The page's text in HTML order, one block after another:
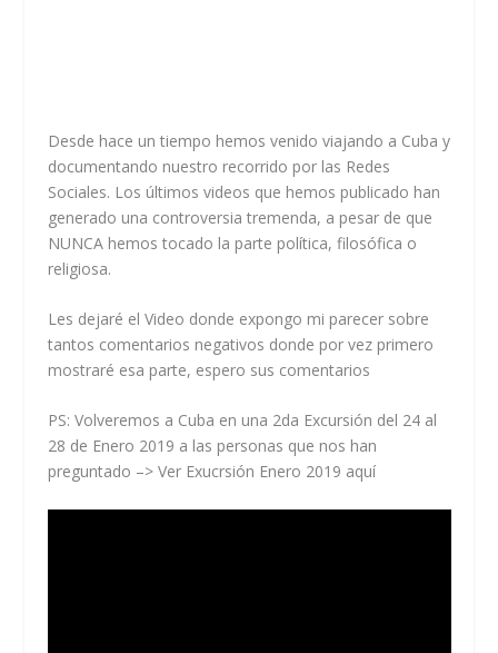
Desde hace un tiempo hemos venido viajando a Cuba y
documentando nuestro recorrido por las Redes
Sociales. Los últimos videos que hemos publicado han
generado una controversia tremenda, a pesar de que
NUNCA hemos tocado la parte política, filosófica o
religiosa.
Les dejaré el Video donde expongo mi parecer sobre
tantos comentarios negativos donde por vez primero
mostraré esa parte, espero sus comentarios
PS: Volveremos a Cuba en una 2da Excursión del 24 al
28 de Enero 2019 a las personas que nos han
preguntado –> Ver Exucrsión Enero 2019 aquí